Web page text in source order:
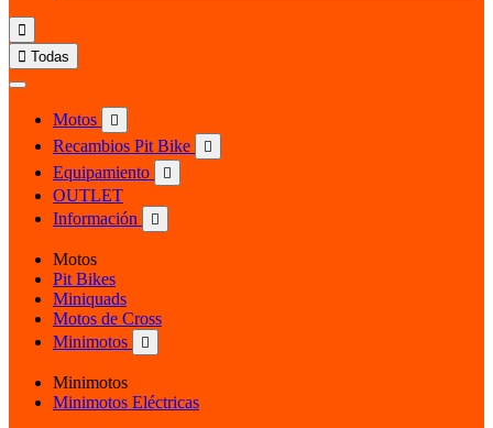

 Todas
Motos 
Recambios Pit Bike 
Equipamiento 
OUTLET
Información

Motos
Pit Bikes
Miniquads
Motos de Cross
Minimotos

Minimotos
Minimotos Eléctricas